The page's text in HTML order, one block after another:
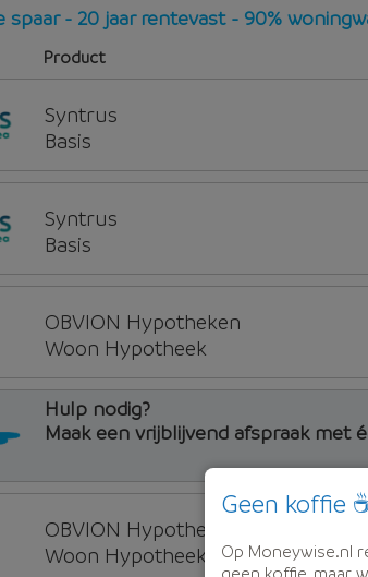
- 20 jaar rentevast - 90%
Product
Syntrus
Basis
Syntrus
Basis
OBVION Hypotheken
Woon Hypotheek
Hulp nodig?
Maak een vrijblijvend afspraak met
OBVION Hypotheken
Woon Hypotheek
Geen koffie
Op Moneywise.nl
geen koffie, maar